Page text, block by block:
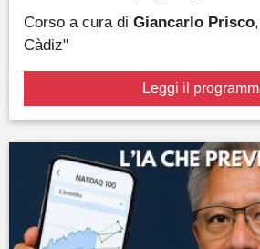
Corso a cura di Giancarlo Prisco
Càdiz"
Leggi il